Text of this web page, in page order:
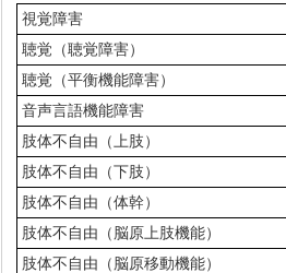
視覚障害
聴覚（聴覚障害）
聴覚（平衡機能障害）
音声言語機能障害
肢体不自由（上肢）
肢体不自由（下肢）
肢体不自由（体幹）
肢体不自由（脳原上肢機能）
肢体不自由（脳原移動機能）